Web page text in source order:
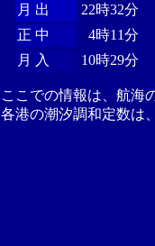
月 出
22時32分
正 中
4時11分
月 入
10時29分
ここでの情報は、航海
各港の潮汐調和定数は